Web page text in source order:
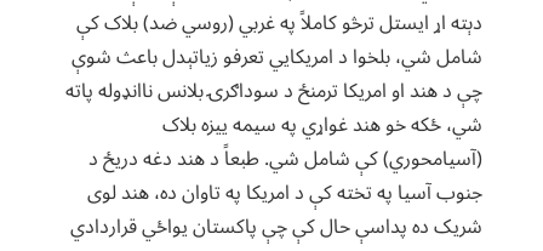
دېته اړ ايستل ترڅو کاملاً په غربي (روسي ضد) بلاک کې
شامل شي، بلخوا د امريکايي تعرفو زياتېدل باعث شوې
چې د هند او امريکا ترمنځ د سوداګرۍ بلانس ناانډوله پاته
شي، ځکه خو هند غواړي په سيمه ييزه بلاک
(آسيامحوري) کې شامل شي. طبعاً د هند دغه دريځ د
جنوب آسيا په تخته کې د امريکا په تاوان ده، هند لوى
شريک ده پداسې حال کې چې پاکستان يواځي قراردادي